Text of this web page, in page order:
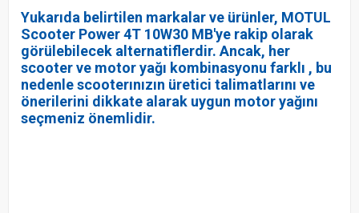
Yukarıda belirtilen markalar ve ürünler, MOTUL
Scooter Power 4T 10W30 MB'ye rakip olarak
görülebilecek alternatiflerdir. Ancak, her
scooter ve motor yağı kombinasyonu farklı , bu
nedenle scooterınızın üretici talimatlarını ve
önerilerini dikkate alarak uygun motor yağını
seçmeniz önemlidir.